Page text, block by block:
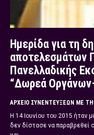
Ημερίδα για τη
αποτελεσμάτων
Πανελλαδικής
“Δωρεά
ΑΡΧΕΊΟ ΣΥΝΕΝΤΕΎΞΕΩΝ ΜΕ ΤΗ
Η 14 Ιουνίου του 2015 ήταν
δεν δίστασε να παραβρεθεί